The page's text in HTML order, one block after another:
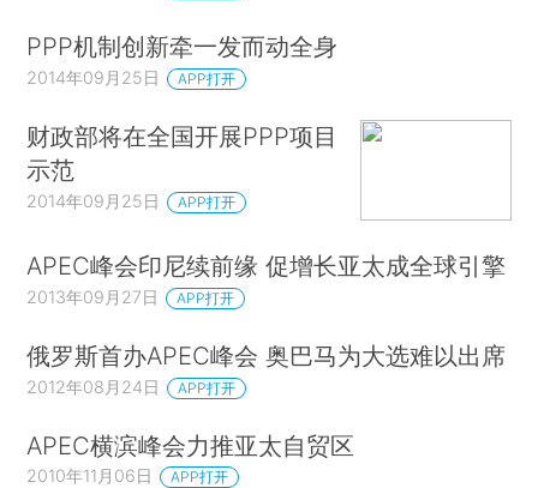
PPP机制创新牵一发而动全身
2014年09月25日 APP打开
财政部将在全国开展PPP项目
示范
2014年09月25日 APP打开
APEC峰会印尼续前缘 促增长亚太成全球引擎
2013年09月27日 APP打开
俄罗斯首办APEC峰会 奥巴马为大选难以出席
2012年08月24日 APP打开
APEC横滨峰会力推亚太自贸区
2010年11月06日 APP打开